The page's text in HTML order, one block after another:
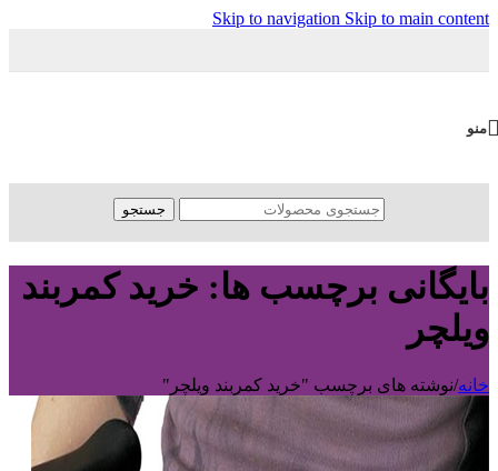
Skip to navigation Skip to main content
منو
جستجو
بایگانی برچسب ها: خرید کمربند
ویلچر
خانه/نوشته های برچسب "خرید کمربند ویلچر"